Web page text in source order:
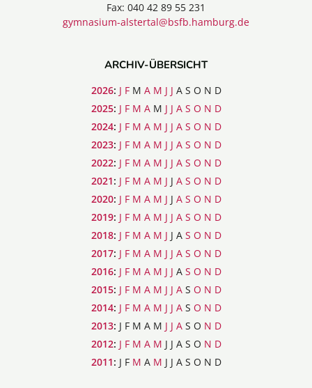
Fax: 040 42 89 55 231
gymnasium-alstertal@bsfb.hamburg.de
ARCHIV-ÜBERSICHT
2026: J F M A M J J A S O N D
2025: J F M A M J J A S O N D
2024: J F M A M J J A S O N D
2023: J F M A M J J A S O N D
2022: J F M A M J J A S O N D
2021: J F M A M J J A S O N D
2020: J F M A M J J A S O N D
2019: J F M A M J J A S O N D
2018: J F M A M J J A S O N D
2017: J F M A M J J A S O N D
2016: J F M A M J J A S O N D
2015: J F M A M J J A S O N D
2014: J F M A M J J A S O N D
2013: J F M A M J J A S O N D
2012: J F M A M J J A S O N D
2011: J F M A M J J A S O N D